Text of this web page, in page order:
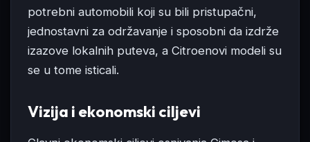
potrebni automobili koji su bili pristupačni,
jednostavni za održavanje i sposobni da izdrže
izazove lokalnih puteva, a Citroenovi modeli su
se u tome isticali.
Vizija i ekonomski ciljevi